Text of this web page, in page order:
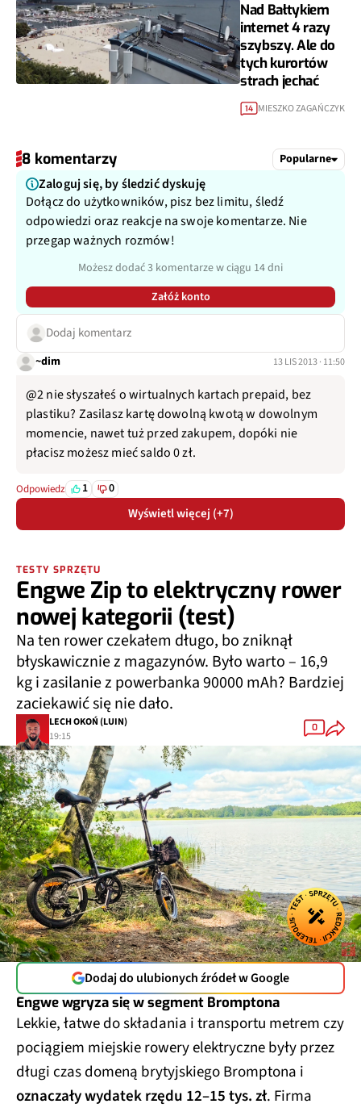
Nad Bałtykiem
internet 4 razy
szybszy. Ale do
tych kurortów
strach jechać
14 MIESZKO ZAGAŃCZYK
8 komentarzy Popularne
Zaloguj się, by śledzić dyskuję
Dołącz do użytkowników, pisz bez limitu, śledź
odpowiedzi oraz reakcje na swoje komentarze. Nie
przegap ważnych rozmów!
Możesz dodać 3 komentarze w ciągu 14 dni
Załóż konto
Dodaj komentarz
~dim 13 LIS 2013 · 11:50
@2 nie słyszałeś o wirtualnych kartach prepaid, bez
plastiku? Zasilasz kartę dowolną kwotą w dowolnym
momencie, nawet tuż przed zakupem, dopóki nie
płacisz możesz mieć saldo 0 zł.
Odpowiedz 1 0
Wyświetl więcej (+7)
TESTY SPRZĘTU
Engwe Zip to elektryczny rower
nowej kategorii (test)
Na ten rower czekałem długo, bo zniknął
błyskawicznie z magazynów. Było warto – 16,9
kg i zasilanie z powerbanka 90000 mAh? Bardziej
zaciekawić się nie dało.
LECH OKOŃ (LUIN)
19:15
0
Dodaj do ulubionych źródeł w Google
Engwe wgryza się w segment Bromptona
Lekkie, łatwe do składania i transportu metrem czy
pociągiem miejskie rowery elektryczne były przez
długi czas domeną brytyjskiego Bromptona i
oznaczały wydatek rzędu 12–15 tys. zł. Firma